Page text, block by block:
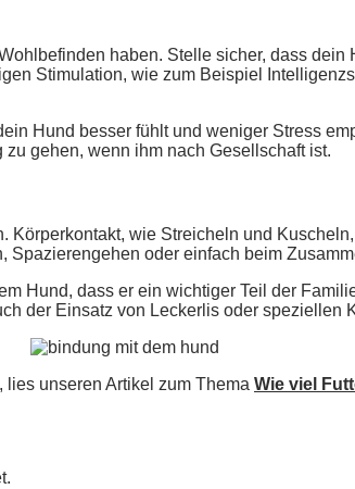
haben. Stelle sicher, dass dein
Stimulation, wie zum Beispiel
Hund besser fühlt und weniger Stress
gehen, wenn ihm nach Gesellschaft ist.
wie Streicheln und
Spazierengehen oder einfach beim
Hund, dass er ein wichtiger Teil der
der Einsatz von Leckerlis oder speziellen
unseren Artikel zum Thema Wie viel